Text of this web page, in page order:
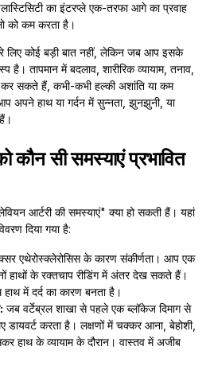
का इंटरप्ले एक-तरफा आगे का प्रवाह
को कम करता है।
लिए कोई बड़ी बात नहीं, लेकिन जब आप इसके
है। तापमान में बदलाव, शारीरिक व्यायाम, तनाव,
कर सकते हैं, कभी-कभी हल्की अशांति या कम
अपने हाथ या गर्दन में सुन्नता, झुनझुनी, या
कौन सी समस्याएं प्रभावित
आर्टरी की समस्याएं" क्या हो सकती हैं। यहां
दिया गया है:
एथेरोस्क्लेरोसिस के कारण संकीर्णता। आप एक
हाथों के रक्तचाप रीडिंग में अंतर देख सकते हैं।
में दर्द का कारण बनता है।
जब वर्टेब्रल शाखा से पहले एक ब्लॉकेज दिमाग से
डायवर्ट करता है। लक्षणों में चक्कर आना, बेहोशी,
हाथ के व्यायाम के दौरान। वास्तव में अजीब